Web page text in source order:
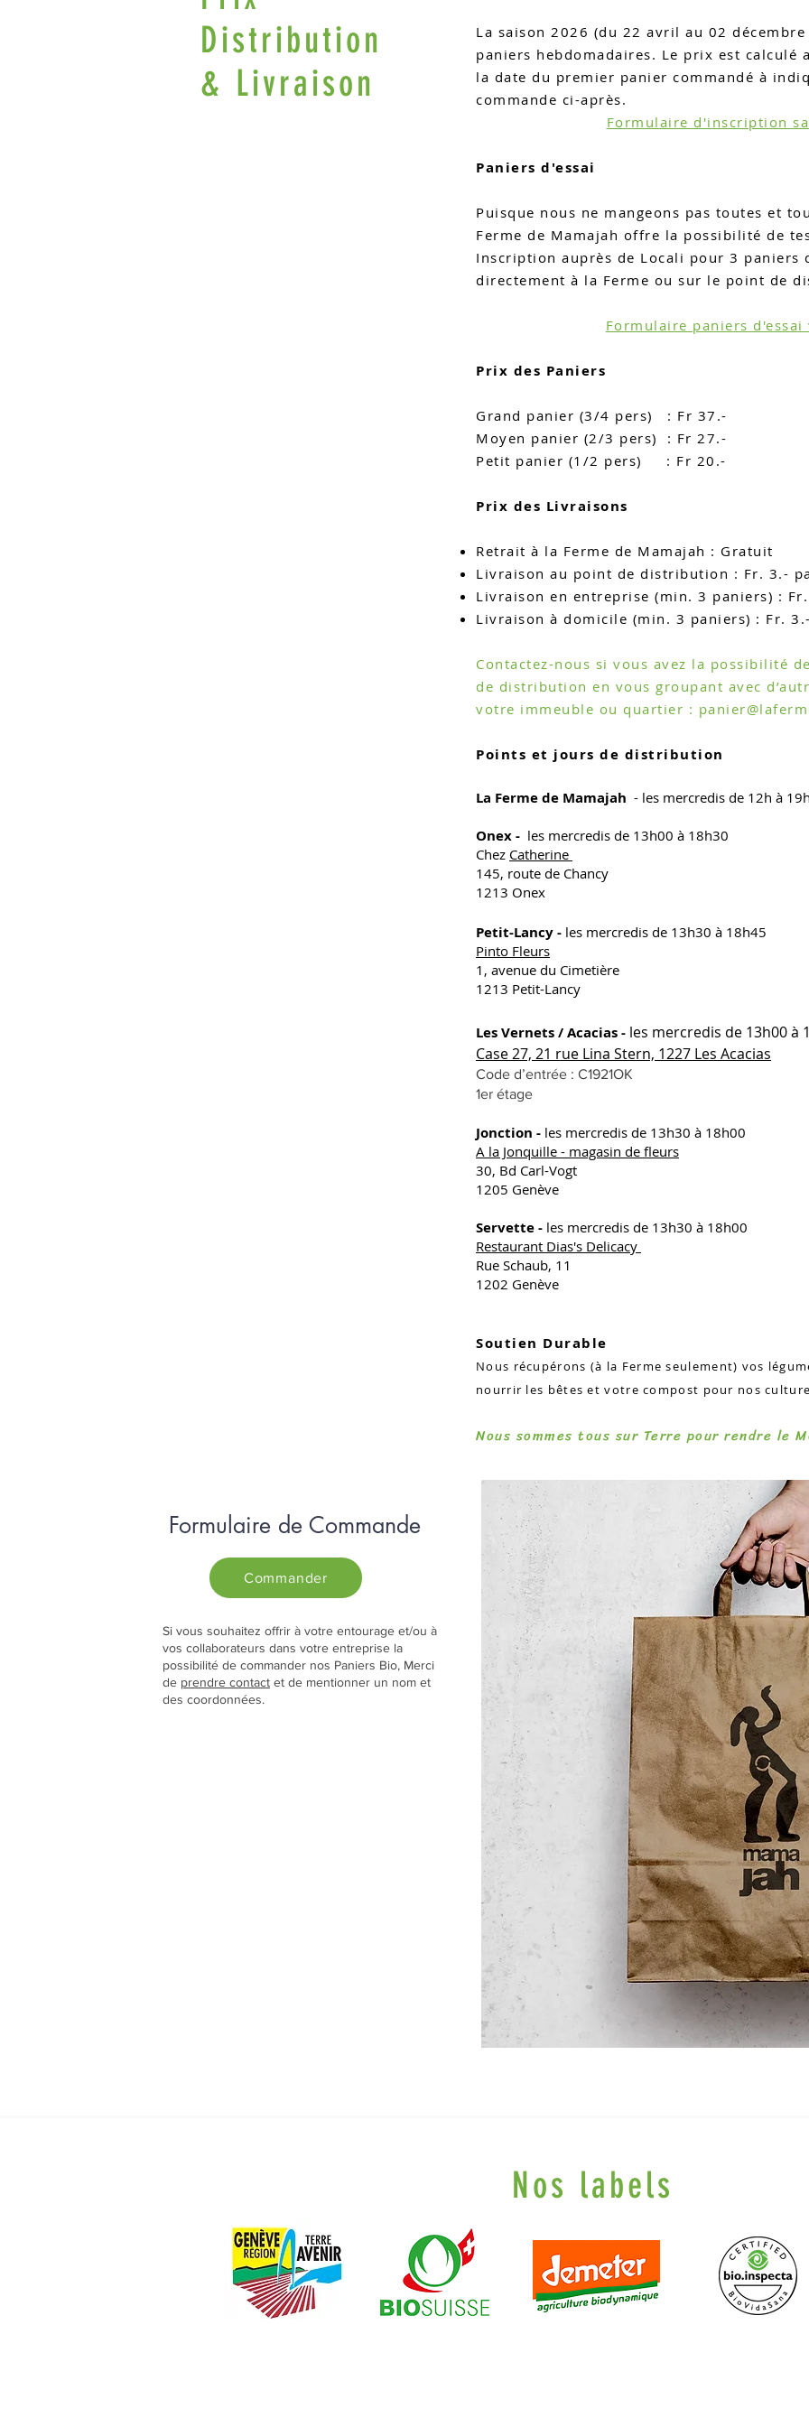
Distribution
& Livraison
La saison 2026 (du 22 avril au 02
paniers hebdomadaires. Le prix est calculé
la date du premier panier commandé à
commande ci-après.
Formulaire d'inscription
Paniers d'essai
Puisque nous ne mangeons pas toutes et
Ferme de Mamajah offre la possibilité de
Inscription auprès de Locali pour 3 paniers
directement à la Ferme ou sur le point de
Formulaire paniers d'essai
Prix des Paniers
Grand panier (3/4 pers) : Fr 37.-
Moyen panier (2/3 pers)
: Fr 27.-
Petit panier (1/2 pers) : Fr 20.-
Prix des Livraisons
Retrait à la Ferme de Mamajah : Gratuit
Livraison au point de distribution : Fr. 3.-
Livraison en entreprise (min. 3 paniers) :
Livraison à domicile (min. 3 paniers) : Fr.
Contactez-nous si vous avez la possibilité
de distribution en vous groupant avec
votre immeuble ou quartier :
Points et jours de distribution
La Ferme de Mamajah - les mercredis de 12h à
Onex - les mercredis de 13h00 à 18h30
Chez Catherine
145, route de Chancy
1213 Onex
Petit-Lancy - les mercredis de 13h30 à 18h45
Pinto Fleurs
1, avenue du Cimetière
1213 Petit-Lancy
Les Vernets / Acacias - les mercredis de 13h00 à
Case 27, 21 rue Lina Stern, 1227 Les Acacias
Code d’entrée : C1921OK
1er étage
Jonction - les mercredis de 13h30 à 18h00
A la Jonquille - magasin de fleurs
30, Bd Carl-Vogt
1205 Genève
Servette - les mercredis de 13h30 à 18h00
Restaurant Dias's Delicacy
Rue Schaub, 11
1202 Genève
Soutien Durable
Nous récupérons (à la Ferme seulement) vos
nourrir les bêtes et votre compost pour nos
Nous sommes tous sur Terre pour rendre le
Formulaire de Commande
Commander
Si vous souhaitez offrir à votre entourage et/ou à
vos collaborateurs dans votre entreprise la
possibilité de commander nos Paniers Bio, Merci
de prendre contact et de mentionner un nom et
des coordonnées.
Nos labels